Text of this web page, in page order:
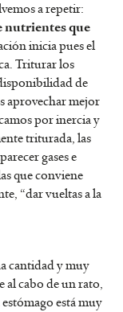
a repetir:
nutrientes que
inicia pues el
Triturar los
de
aprovechar mejor
por inercia y
triturada, las
gases e
que conviene
“dar vueltas a la
cantidad y muy
al cabo de un rato,
está muy